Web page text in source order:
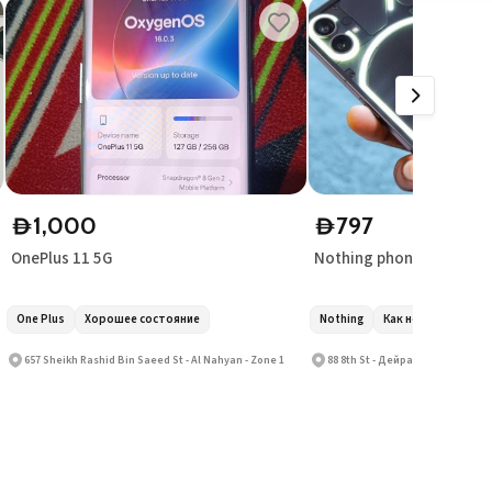
D1,000
OnePlus 11 5G
One Plus Хорошее состояние
657 Sheikh Rashid Bin Saeed St - Al Nahyan - Zone 1
D797
Nothing phone 1 256гб
Nothing Как новый
88 8th St - Дейра - Аль Ригга